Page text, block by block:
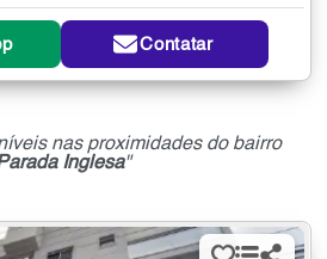
Contatar
nas proximidades do bairro
Inglesa"